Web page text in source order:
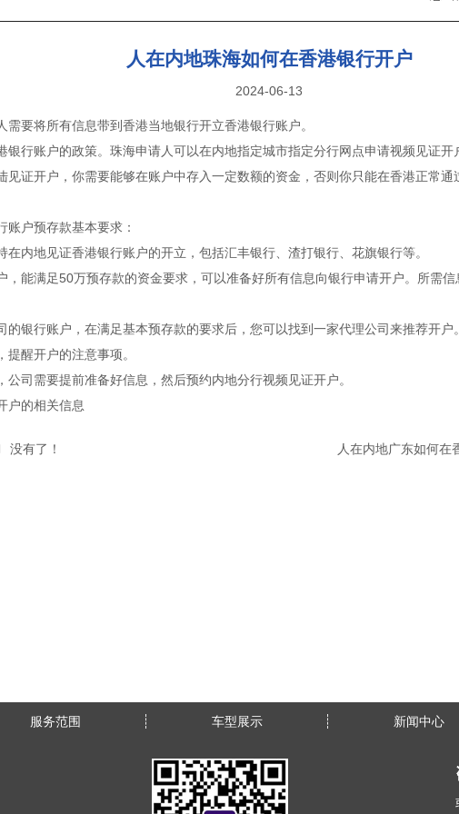
人在内地珠海如何在香港银行开户
2024-06-13
需要将所有信息带到香港当地银行开立香港银行账户。
银行账户的政策。珠海申请人可以在内地指定城市指定分行网点申请视频见证开
见证开户，你需要能够在账户中存入一定数额的资金，否则你只能在香港正常
账户预存款基本要求：
在内地见证香港银行账户的开立，包括汇丰银行、渣打银行、花旗银行等。
，能满足50万预存款的资金要求，可以准备好所有信息向银行申请开户。所需信
的银行账户，在满足基本预存款的要求后，您可以找到一家代理公司来推荐开
醒开户的注意事项。
公司需要提前准备好信息，然后预约内地分行视频见证开户。
户的相关信息
没有了！ 人在内地广东如何在
服务范围 车型展示 新闻中心